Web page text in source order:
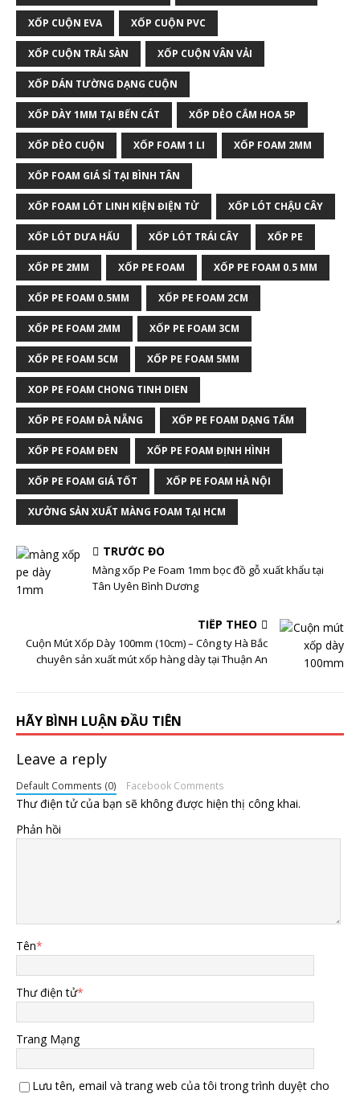
XỐP CUỘN EVA XỐP CUỘN PVC
XỐP CUỘN TRẢI SÀN XỐP CUỘN VÂN VẢI
XỐP DÁN TƯỜNG DẠNG CUỘN
XỐP DÀY 1MM TẠI BẾN CÁT XỐP DẺO CẮM HOA 5P
XỐP DẺO CUỘN XỐP FOAM 1 LI XỐP FOAM 2MM
XỐP FOAM GIÁ SỈ TẠI BÌNH TÂN
XỐP FOAM LÓT LINH KIỆN ĐIỆN TỬ XỐP LÓT CHẬU CÂY
XỐP LÓT DƯA HẤU XỐP LÓT TRÁI CÂY XỐP PE
XỐP PE 2MM XỐP PE FOAM XỐP PE FOAM 0.5 MM
XỐP PE FOAM 0.5MM XỐP PE FOAM 2CM
XỐP PE FOAM 2MM XỐP PE FOAM 3CM
XỐP PE FOAM 5CM XỐP PE FOAM 5MM
XOP PE FOAM CHONG TINH DIEN
XỐP PE FOAM ĐÀ NẴNG XỐP PE FOAM DẠNG TẤM
XỐP PE FOAM ĐEN XỐP PE FOAM ĐỊNH HÌNH
XỐP PE FOAM GIÁ TỐT XỐP PE FOAM HÀ NỘI
XƯỞNG SẢN XUẤT MÀNG FOAM TẠI HCM
TRƯỚC ĐÓ
Màng xốp Pe Foam 1mm bọc đồ gỗ xuất khẩu tại
Tân Uyên Bình Dương
TIẾP THEO
Cuộn Mút Xốp Dày 100mm (10cm) – Công ty Hà Bắc
chuyên sản xuất mút xốp hàng dày tại Thuận An
HÃY BÌNH LUẬN ĐẦU TIÊN
Leave a reply
Default Comments (0) Facebook Comments
Thư điện tử của bạn sẽ không được hiện thị công khai.
Phản hồi
Tên*
Thư điện tử*
Trang Mạng
Lưu tên, email và trang web của tôi trong trình duyệt cho